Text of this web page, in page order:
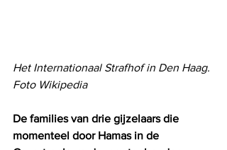
Het Internationaal Strafhof in Den Haag.
Foto Wikipedia
De families van drie gijzelaars die
momenteel door Hamas in de